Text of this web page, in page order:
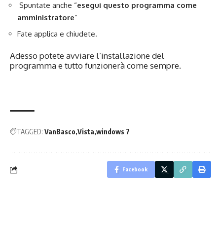
Spuntate anche “esegui questo programma come
amministratore“
Fate applica e chiudete.
Adesso potete avviare l’installazione del
programma e tutto funzionerà come sempre.
TAGGED: VanBasco Vista windows 7
Facebook